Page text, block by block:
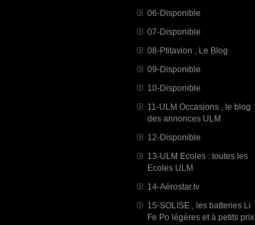
06-Disponible
07-Disponible
08-Ptitavion , Le Blog
09-Disponible
10-Disponible
11-ULM Occasions , le blog
des annonces ULM
12-Disponible
13-ULM Ecoles : toutes les
Ecoles ULM
14-Aérostar.tv
15-SOLISE , les batteries Li
Fe Po légères et à petits prix